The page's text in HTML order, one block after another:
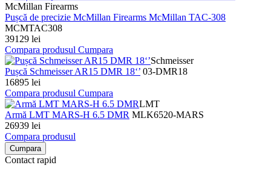
McMillan Firearms
Pușcă de precizie McMillan Firearms McMillan TAC-308
MCMTAC308
39129 lei
Compara produsul Cumpara
Schmeisser
Pușcă Schmeisser AR15 DMR 18‘’ 03-DMR18
16895 lei
Compara produsul Cumpara
LMT
Armă LMT MARS-H 6.5 DMR MLK6520-MARS
26939 lei
Compara produsul
Cumpara
Contact rapid